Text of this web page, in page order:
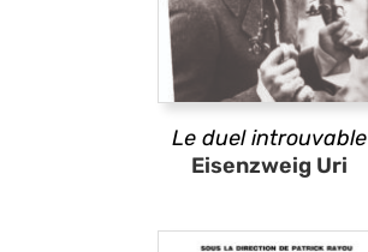
Le duel introuvable
Eisenzweig Uri